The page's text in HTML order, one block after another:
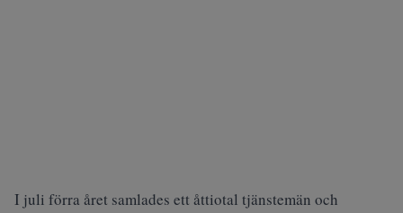
I juli förra året samlades ett åttiotal tjänstemän och